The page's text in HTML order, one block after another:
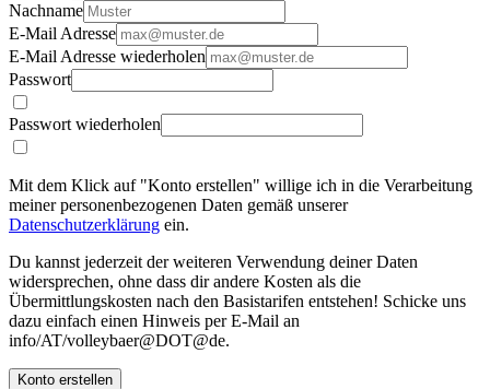
Nachname
E-Mail Adresse
E-Mail Adresse wiederholen
Passwort
Passwort wiederholen
Mit dem Klick auf "Konto erstellen" willige ich in die Verarbeitung
meiner personenbezogenen Daten gemäß unserer
Datenschutzerklärung ein.
Du kannst jederzeit der weiteren Verwendung deiner Daten
widersprechen, ohne dass dir andere Kosten als die
Übermittlungskosten nach den Basistarifen entstehen! Schicke uns
dazu einfach einen Hinweis per E-Mail an
info/AT/volleybaer@DOT@de.
Konto erstellen